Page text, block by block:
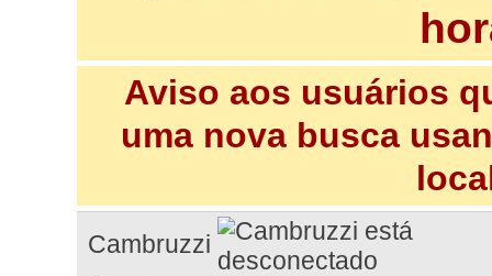
Aviso aos usuários
uma nova busca
Cambruzzi